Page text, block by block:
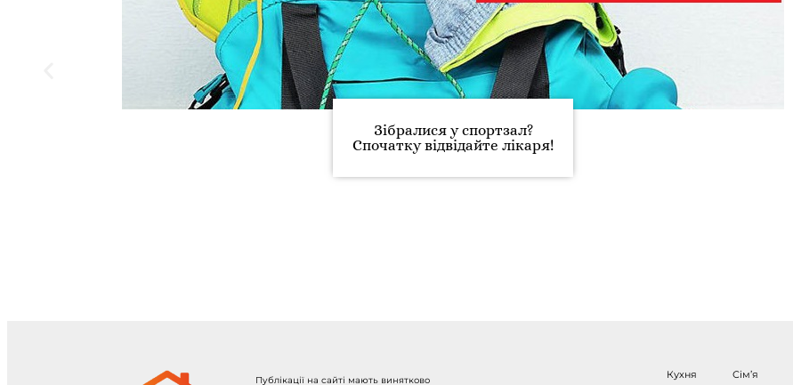
Зібралися у спортзал?
Спочатку відвідайте лікаря!
Публікації на сайті мають винятково Кухня Сім’я